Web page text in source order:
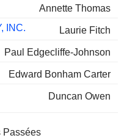
Annette Thomas
INC.
Laurie Fitch
Paul Edgecliffe-Johnson
Edward Bonham Carter
Duncan Owen
Passées